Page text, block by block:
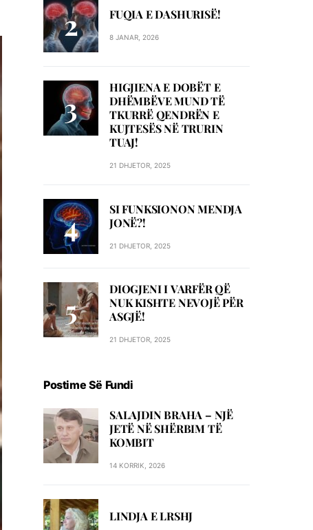
FUQIA E DASHURISË!
8 JANAR, 2026
HIGJIENA E DOBËT E
DHËMBËVE MUND TË
TKURRË QENDRËN E
KUJTESËS NË TRURIN
TUAJ!
21 DHJETOR, 2025
SI FUNKSIONON MENDJA
JONË?!
21 DHJETOR, 2025
DIOGJENI I VARFËR QË
NUK KISHTE NEVOJË PËR
ASGJË!
21 DHJETOR, 2025
Postime Së Fundi
SALAJDIN BRAHA – NJЁ
JETЁ NЁ SHЁRBIM TЁ
KOMBIT
14 KORRIK, 2026
LINDJA E LRSHJ